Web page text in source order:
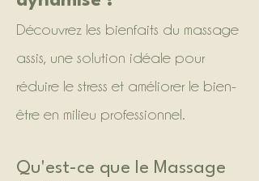
Découvrez les bienfaits du massage
assis, une solution idéale pour
réduire le stress et améliorer le bien-
être en milieu professionnel.
Qu'est-ce que le Massage